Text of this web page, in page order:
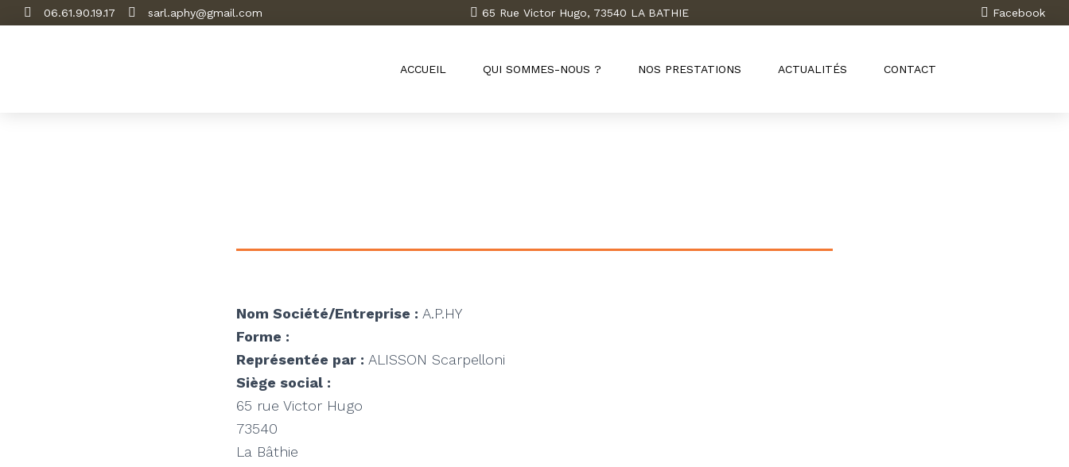
06.61.90.19.17 sarl.aphy@gmail.com 65 Rue Victor Hugo, 73540 LA BATHIE Facebook
ACCUEIL QUI SOMMES-NOUS ? NOS PRESTATIONS ACTUALITÉS CONTACT
Nom Société/Entreprise : A.P.HY
Forme :
Représentée par : ALISSON Scarpelloni
Siège social :
65 rue Victor Hugo
73540
La Bâthie